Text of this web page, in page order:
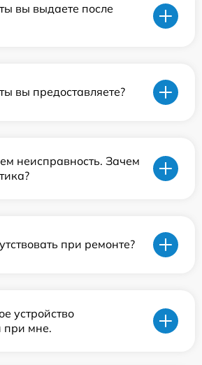
вы выдаете после
вы предоставляете?
неисправность. Зачем
при ремонте?
устройство
при мне.